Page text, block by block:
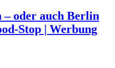
– oder auch Berlin
Stop | Werbung